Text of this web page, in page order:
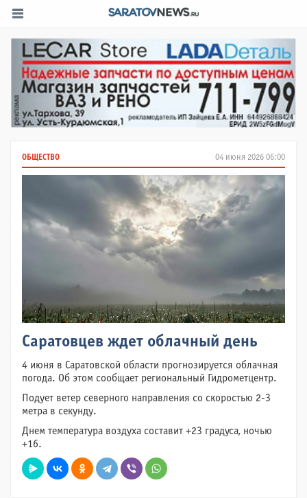
04 июня 2026 06:00
ОБЩЕСТВО
Саратовцев ждет облачный день
4 июня в Саратовской области прогнозируется облачная
погода. Об этом сообщает региональный Гидрометцентр.
Подует ветер северного направления со скоростью 2-3
метра в секунду.
Днем температура воздуха составит +23 градуса, ночью
+16.